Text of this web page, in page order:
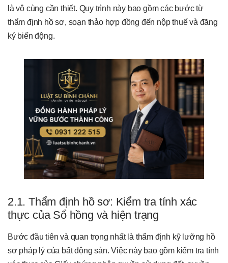
là vô cùng cần thiết. Quy trình này bao gồm các bước từ
thẩm định hồ sơ, soạn thảo hợp đồng đến nộp thuế và đăng
ký biến động.
2.1. Thẩm định hồ sơ: Kiểm tra tính xác
thực của Sổ hồng và hiện trạng
Bước đầu tiên và quan trọng nhất là thẩm định kỹ lưỡng hồ
sơ pháp lý của bất động sản. Việc này bao gồm kiểm tra tính